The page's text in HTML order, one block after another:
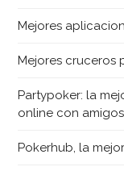
Mejores
Mejores cruceros
Partypoker: la
online con amigos
Pokerhub, la